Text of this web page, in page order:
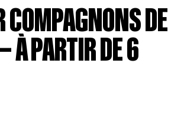
COMPAGNONS DE
À PARTIR DE 6